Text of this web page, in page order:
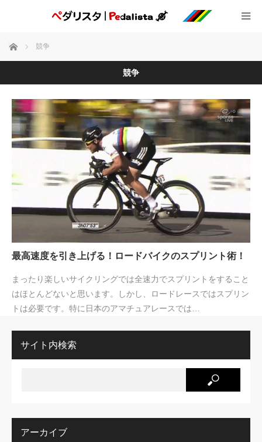
ホーム 競争
競争
最高速度を引き上げる！ロードバイクのスプリント術！
まったり楽しいサイクリングでは全速力でスプリントをすること
はほとんどないと思います。しかし、ロードレースではスプリン
トは必要です。特に日本のアマチュアレースでは…
サイト内検索
アーカイブ